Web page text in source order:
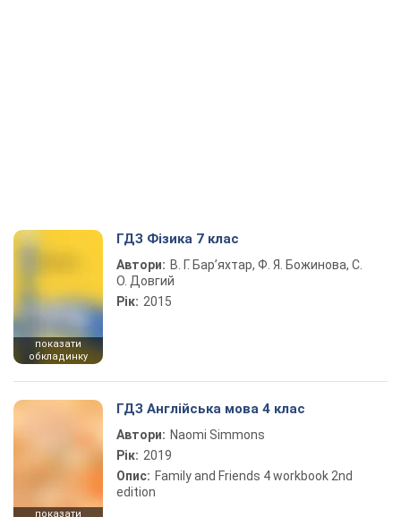
показати
обкладинку
ГДЗ Фізика 7 клас
Автори: В. Г. Бар’яхтар, Ф. Я. Божинова, С.
О. Довгий
Рік: 2015
показати
ГДЗ Англійська мова 4 клас
Автори: Naomi Simmons
Рік: 2019
Опис: Family and Friends 4 workbook 2nd
edition